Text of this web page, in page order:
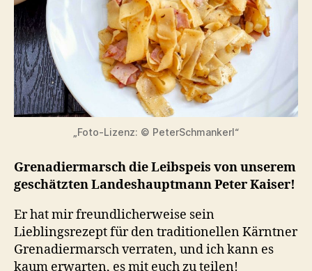
„Foto-Lizenz: © PeterSchmankerl“
Grenadiermarsch die Leibspeis von unserem
geschätzten Landeshauptmann Peter Kaiser!
Er hat mir freundlicherweise sein
Lieblingsrezept für den traditionellen Kärntner
Grenadiermarsch verraten, und ich kann es
kaum erwarten, es mit euch zu teilen!